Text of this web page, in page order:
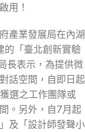
用！
產業發展局在內湖
的「臺北創新實驗
長表示，為提供微
話空間，自即日起
選之工作團隊或
。另外，自7月起
及「設計師發聲小